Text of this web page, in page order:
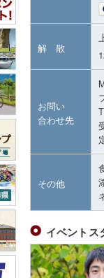
解 散
お問い
合わせ先
その他
イベントス